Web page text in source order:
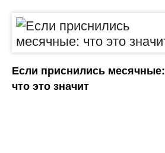
Если приснились месячные:
что это значит